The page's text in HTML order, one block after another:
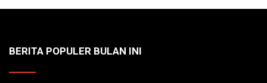
BERITA POPULER BULAN INI